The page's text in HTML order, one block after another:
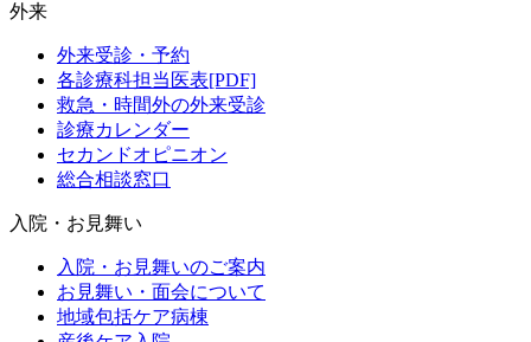
外来
外来受診・予約
各診療科担当医表[PDF]
救急・時間外の外来受診
診療カレンダー
セカンドオピニオン
総合相談窓口
入院・お見舞い
入院・お見舞いのご案内
お見舞い・面会について
地域包括ケア病棟